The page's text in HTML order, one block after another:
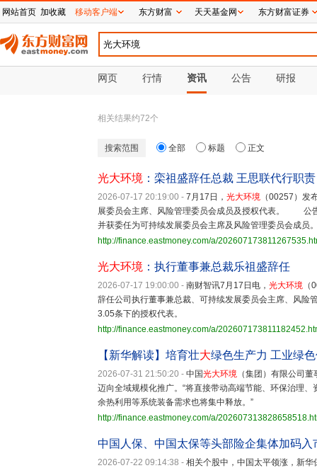
网页 行情 资讯 公告 研报
相关结果约72个
搜索范围 全部 标题 正文
光大环境 ：栾祖盛辞任总裁 王思联代行职责
2026-07-17 20:19:00 - 7月17日， 光大环境 （00257）发
展委员会主席、风险管理委员会成员及授权代表。 公
并获委任为可持续发展委员会主席及风险管理委员会成员
http://finance.eastmoney.com/a/
光大环境 ：执行董事兼总裁乐祖盛辞任
2026-07-17 19:00:00 - 南财智讯7月17日电， 光大环境
辞任公司执行董事兼总裁、可持续发展委员会主席、风险
3.05条下的授权代表。
http://finance.eastmoney.com/a/
【新华解读】培育壮大绿色生产力 工业绿
2026-07-31 21:50:20 - 中国光大环境 （集团）有限公司
迈向全域规模化推广。“将直接带动高端节能、环保治理
余热利用等系统装备需求也将集中释放。”
http://finance.eastmoney.com/a/
中国人保、中国太保等头部险企集体加码入
2026-07-22 09:14:38 - 相关个股中，中国太平领涨，新华
网站首页 加收藏 移动客户端 东方财富 天天基金网 东方财富证券